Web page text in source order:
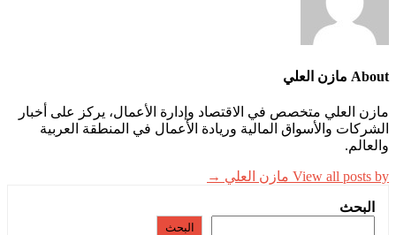
About مازن العلي
مازن العلي متخصص في الاقتصاد وإدارة الأعمال، يركز على أخبار
الشركات والأسواق المالية وريادة الأعمال في المنطقة العربية
والعالم.
View all posts by مازن العلي →
البحث
البحث